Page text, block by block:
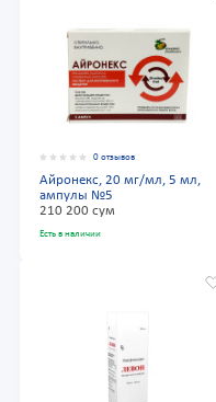
0 отзывов
Айронекс, 20 мг/мл, 5 мл,
ампулы №5
210 200 сум
Есть в наличии